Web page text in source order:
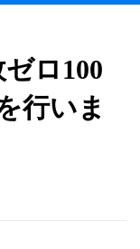
ロ100
行いま